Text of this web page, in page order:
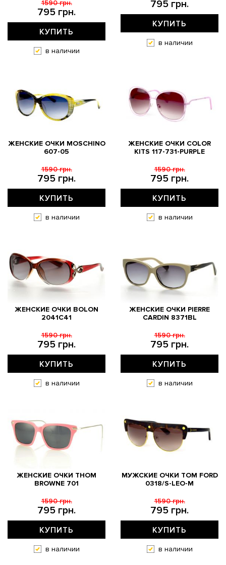
795 грн.
1590 грн.
КУПИТЬ
в наличии
795 грн.
КУПИТЬ
в наличии
ЖЕНСКИЕ ОЧКИ MOSCHINO
607-05
795 грн.
1590 грн.
КУПИТЬ
в наличии
ЖЕНСКИЕ ОЧКИ COLOR
KITS 117-731-PURPLE
795 грн.
1590 грн.
КУПИТЬ
в наличии
ЖЕНСКИЕ ОЧКИ BOLON
2041C41
795 грн.
1590 грн.
КУПИТЬ
в наличии
ЖЕНСКИЕ ОЧКИ PIERRE
CARDIN 8371BL
795 грн.
1590 грн.
КУПИТЬ
в наличии
ЖЕНСКИЕ ОЧКИ THOM
BROWNE 701
795 грн.
1590 грн.
КУПИТЬ
в наличии
МУЖСКИЕ ОЧКИ TOM FORD
0318/S-LEO-M
795 грн.
1590 грн.
КУПИТЬ
в наличии